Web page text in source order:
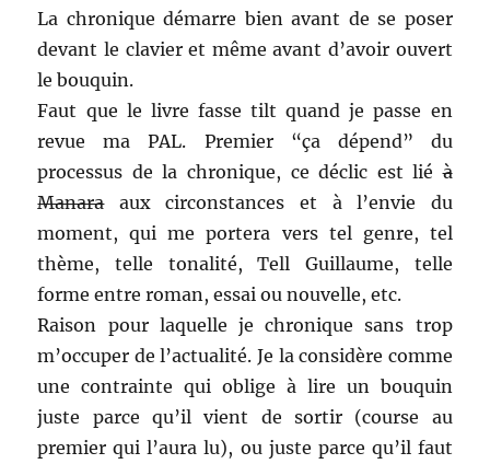
La chronique démarre bien avant de se poser
devant le clavier et même avant d’avoir ouvert
le bouquin.
Faut que le livre fasse tilt quand je passe en
revue ma PAL. Premier “ça dépend” du
processus de la chronique, ce déclic est liéà
Manaraaux circonstances et à l’envie du
moment, qui me portera vers tel genre, tel
thème, telle tonalité, Tell Guillaume, telle
forme entre roman, essai ou nouvelle, etc.
Raison pour laquelle je chronique sans trop
m’occuper de l’actualité. Je la considère comme
une contrainte qui oblige à lire un bouquin
juste parce qu’il vient de sortir (course au
premier qui l’aura lu), ou juste parce qu’il faut